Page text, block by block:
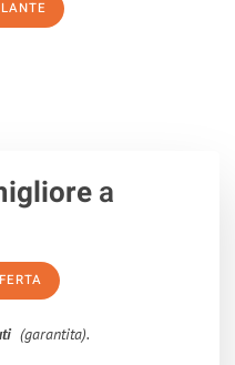
a
(garantita).